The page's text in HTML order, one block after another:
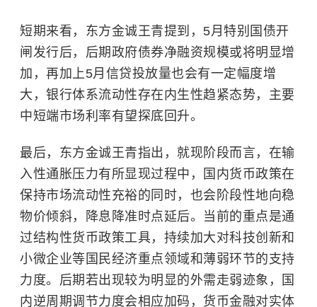
短期来看，东方金诚王青提到，5月特别国债开
闸发行后，后期政府债券净融资规模或将明显增
加，再加上5月信贷投放量也会有一定幅度增
大，银行体系流动性存在内生性趋紧态势，主要
中短端市场利率有望探底回升。
最后，东方金诚王青指出，就现阶段而言，在输
入性通胀压力有所显现过程中，国内货币政策在
保持市场流动性充裕的同时，也会阶段性地向稳
物价倾斜，降息降准时点延后。当前的重点是通
过结构性货币政策工具，持续加大对科技创新和
小微企业等国民经济重点领域和薄弱环节的支持
力度。后期若出现较为明显的外需走弱迹象，国
内逆周期调节力度会相应加码，货币金融对实体